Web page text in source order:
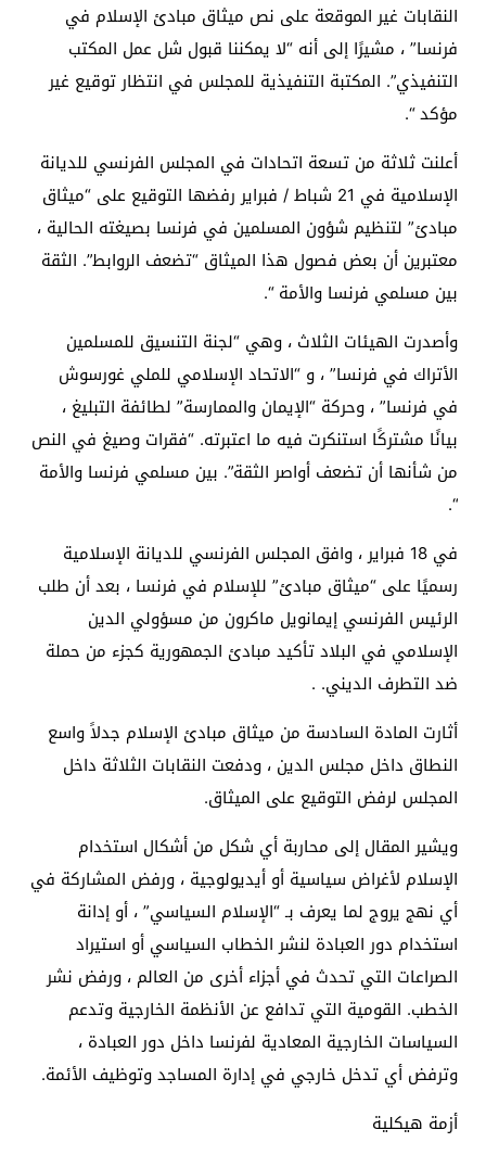
النقابات غير الموقعة على نص ميثاق مبادئ الإسلام في
فرنسا” ، مشيرًا إلى أنه “لا يمكننا قبول شل عمل المكتب
التنفيذي”. المكتبة التنفيذية للمجلس في انتظار توقيع غير
مؤكد “.
أعلنت ثلاثة من تسعة اتحادات في المجلس الفرنسي للديانة
الإسلامية في 21 شباط / فبراير رفضها التوقيع على “ميثاق
مبادئ” لتنظيم شؤون المسلمين في فرنسا بصيغته الحالية ،
معتبرين أن بعض فصول هذا الميثاق “تضعف الروابط”. الثقة
بين مسلمي فرنسا والأمة “.
وأصدرت الهيئات الثلاث ، وهي “لجنة التنسيق للمسلمين
الأتراك في فرنسا” ، و “الاتحاد الإسلامي للملي غورسوش
في فرنسا” ، وحركة “الإيمان والممارسة” لطائفة التبليغ ،
بيانًا مشتركًا استنكرت فيه ما اعتبرته. “فقرات وصيغ في النص
من شأنها أن تضعف أواصر الثقة”. بين مسلمي فرنسا والأمة
“.
في 18 فبراير ، وافق المجلس الفرنسي للديانة الإسلامية
رسميًا على “ميثاق مبادئ” للإسلام في فرنسا ، بعد أن طلب
الرئيس الفرنسي إيمانويل ماكرون من مسؤولي الدين
الإسلامي في البلاد تأكيد مبادئ الجمهورية كجزء من حملة
ضد التطرف الديني. .
أثارت المادة السادسة من ميثاق مبادئ الإسلام جدلاً واسع
النطاق داخل مجلس الدين ، ودفعت النقابات الثلاثة داخل
المجلس لرفض التوقيع على الميثاق.
ويشير المقال إلى محاربة أي شكل من أشكال استخدام
الإسلام لأغراض سياسية أو أيديولوجية ، ورفض المشاركة في
أي نهج يروج لما يعرف بـ “الإسلام السياسي” ، أو إدانة
استخدام دور العبادة لنشر الخطاب السياسي أو استيراد
الصراعات التي تحدث في أجزاء أخرى من العالم ، ورفض نشر
الخطب. القومية التي تدافع عن الأنظمة الخارجية وتدعم
السياسات الخارجية المعادية لفرنسا داخل دور العبادة ،
وترفض أي تدخل خارجي في إدارة المساجد وتوظيف الأئمة.
أزمة هيكلية